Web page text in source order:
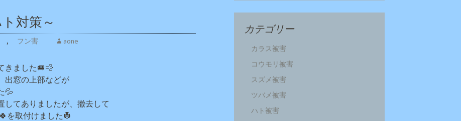
対策～
, フン害 aone
きました🚐💨
出窓の上部などが
💦
してありましたが、撤去して
を取付けました👷
カテゴリー
カラス被害
コウモリ被害
スズメ被害
ツバメ被害
ハト被害